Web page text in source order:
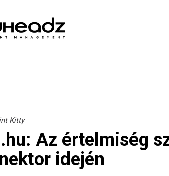
Kitty
Az értelmiség
idején